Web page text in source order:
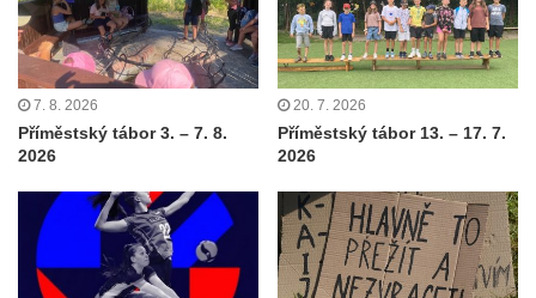
7. 8. 2026
Příměstský tábor 3. – 7. 8.
2026
20. 7. 2026
Příměstský tábor 13. – 17. 7.
2026